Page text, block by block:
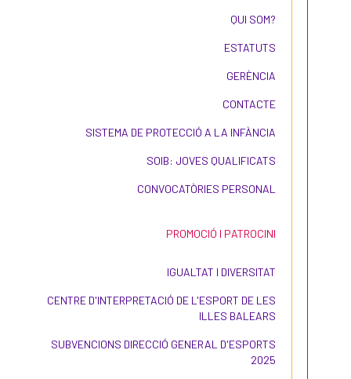
QUI SOM?
ESTATUTS
GERÈNCIA
CONTACTE
SISTEMA DE PROTECCIÓ A LA INFÀNCIA
SOIB: JOVES QUALIFICATS
CONVOCATÒRIES PERSONAL
PROMOCIÓ I PATROCINI
IGUALTAT I DIVERSITAT
CENTRE D'INTERPRETACIÓ DE L'ESPORT DE LES
ILLES BALEARS
SUBVENCIONS DIRECCIÓ GENERAL D'ESPORTS
2025